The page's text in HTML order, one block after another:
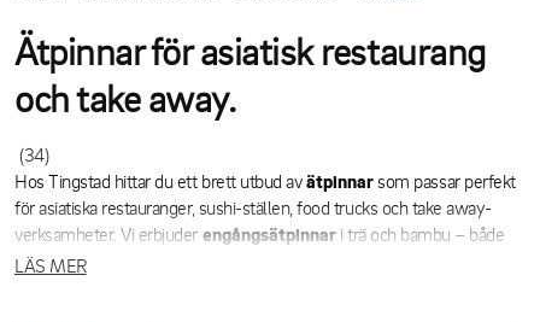
Ätpinnar för asiatisk restaurang
och take away.
(34)
Hos Tingstad hittar du ett brett utbud avätpinnarsom passar perfekt
för asiatiska restauranger, sushi-ställen, food trucks och take away-
verksamheter. Vi erbjuder engångsätpinnari trä och bambu – både
individuellt förpackade och i bulk.
LÄS MER